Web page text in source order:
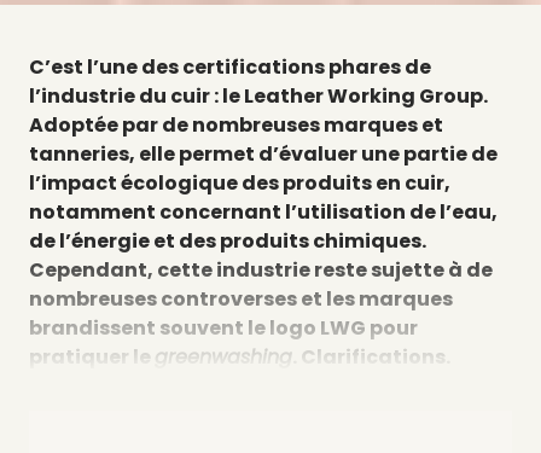
C’est l’une des certifications phares de
l’industrie du cuir : le Leather Working Group.
Adoptée par de nombreuses marques et
tanneries, elle permet d’évaluer une partie de
l’impact écologique des produits en cuir,
notamment concernant l’utilisation de l’eau,
de l’énergie et des produits chimiques.
Cependant, cette industrie reste sujette à de
nombreuses controverses et les marques
brandissent souvent le logo LWG pour
pratiquer le greenwashing . Clarifications.